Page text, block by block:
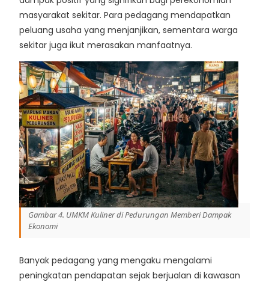
masyarakat sekitar. Para pedagang mendapatkan
peluang usaha yang menjanjikan, sementara warga
sekitar juga ikut merasakan manfaatnya.
Gambar 4. UMKM Kuliner di Pedurungan Memberi Dampak
Ekonomi
Banyak pedagang yang mengaku mengalami
peningkatan pendapatan sejak berjualan di kawasan